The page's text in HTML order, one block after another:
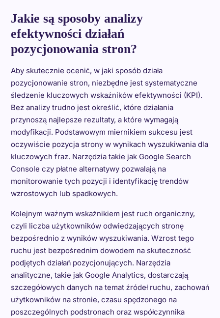
Jakie są sposoby analizy
efektywności działań
pozycjonowania stron?
Aby skutecznie ocenić, w jaki sposób działa
pozycjonowanie stron, niezbędne jest systematyczne
śledzenie kluczowych wskaźników efektywności (KPI).
Bez analizy trudno jest określić, które działania
przynoszą najlepsze rezultaty, a które wymagają
modyfikacji. Podstawowym miernikiem sukcesu jest
oczywiście pozycja strony w wynikach wyszukiwania dla
kluczowych fraz. Narzędzia takie jak Google Search
Console czy płatne alternatywy pozwalają na
monitorowanie tych pozycji i identyfikację trendów
wzrostowych lub spadkowych.
Kolejnym ważnym wskaźnikiem jest ruch organiczny,
czyli liczba użytkowników odwiedzających stronę
bezpośrednio z wyników wyszukiwania. Wzrost tego
ruchu jest bezpośrednim dowodem na skuteczność
podjętych działań pozycjonujących. Narzędzia
analityczne, takie jak Google Analytics, dostarczają
szczegółowych danych na temat źródeł ruchu, zachowań
użytkowników na stronie, czasu spędzonego na
poszczególnych podstronach oraz współczynnika